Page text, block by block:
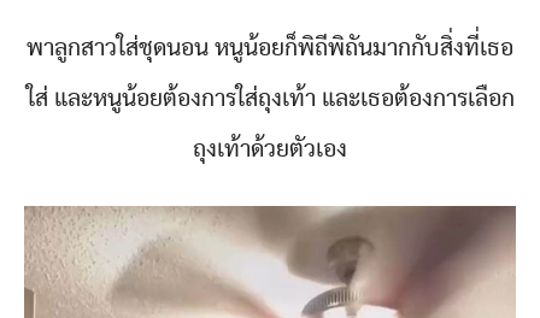
พาลูกสาวใส่ชุดนอน หนูน้อยก็พิถีพิถันมากกับสิ่งที่เธอ
ใส่ และหนูน้อยต้องการใส่ถุงเท้า และเธอต้องการเลือก
ถุงเท้าด้วยตัวเอง